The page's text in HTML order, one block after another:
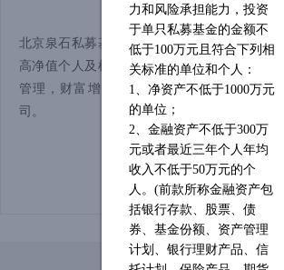
力和风险承担能力，投资
于单只私募基金的金额不
低于100万元且符合下列相
关标准的单位和个人：
1、净资产不低于1000万元
的单位；
2、金融资产不低于300万
元或者最近三年个人年均
收入不低于50万元的个
人。(前款所称金融资产包
括银行存款、股票、债
券、基金份额、资产管理
计划、银行理财产品、信
北京泉石私募基金管理有限公司是一家致力于
高净值个人及机构投资者提供专业的投资咨询
管理，财富增值等资产配置服务的私募基金
司。
查看更多